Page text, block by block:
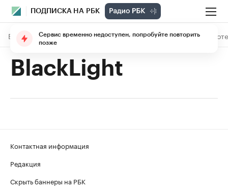
ПОДПИСКА НА РБК
В подписке Материалы Лекции The Economist
BlackLight
Контактная информация
Редакция
Скрыть баннеры на РБК
Сервис временно недоступен, попробуйте повторить
позже